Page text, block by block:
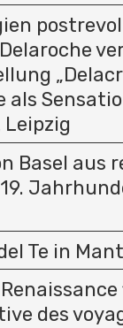
als
Basel aus
Te in
des